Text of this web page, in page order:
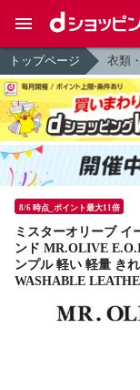
トップページ 衣類
8/6 時点_ポイント最大11倍
ミスターオリーブ イ
ンド MR.OLIVE
ンプル 軽い 軽量 き
WASHABLE